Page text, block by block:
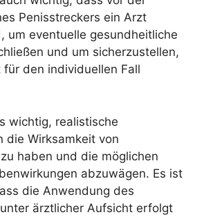
Penisstreckers ein Arzt
um eventuelle gesundheitliche
und um sicherzustellen,
den individuellen Fall
wichtig, realistische
die Wirksamkeit von
haben und die möglichen
abzuwägen. Es ist
die Anwendung des
ärztlicher Aufsicht erfolgt